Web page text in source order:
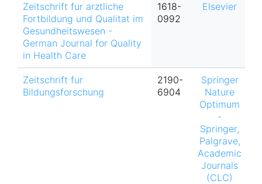
Zeitschrift fur arztliche
Fortbildung und Qualitat im
Gesundheitswesen -
German Journal for Quality
in Health Care
1618-
0992
Elsevier
Zeitschrift fur
Bildungsforschung
2190-
6904
Springer
Nature
Optimum
-
Springer,
Palgrave,
Academic
Journals
(CLC)